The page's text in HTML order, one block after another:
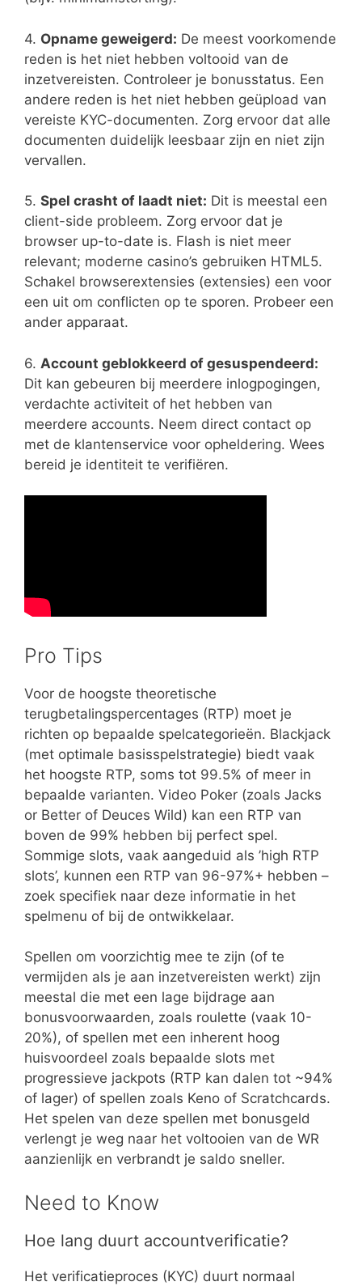
4. Opname geweigerd: De meest voorkomende
reden is het niet hebben voltooid van de
inzetvereisten. Controleer je bonusstatus. Een
andere reden is het niet hebben geüpload van
vereiste KYC-documenten. Zorg ervoor dat alle
documenten duidelijk leesbaar zijn en niet zijn
vervallen.
5. Spel crasht of laadt niet: Dit is meestal een
client-side probleem. Zorg ervoor dat je
browser up-to-date is. Flash is niet meer
relevant; moderne casino’s gebruiken HTML5.
Schakel browserextensies (extensies) een voor
een uit om conflicten op te sporen. Probeer een
ander apparaat.
6. Account geblokkeerd of gesuspendeerd:
Dit kan gebeuren bij meerdere inlogpogingen,
verdachte activiteit of het hebben van
meerdere accounts. Neem direct contact op
met de klantenservice voor opheldering. Wees
bereid je identiteit te verifiëren.
Pro Tips
Voor de hoogste theoretische
terugbetalingspercentages (RTP) moet je
richten op bepaalde spelcategorieën. Blackjack
(met optimale basisspelstrategie) biedt vaak
het hoogste RTP, soms tot 99.5% of meer in
bepaalde varianten. Video Poker (zoals Jacks
or Better of Deuces Wild) kan een RTP van
boven de 99% hebben bij perfect spel.
Sommige slots, vaak aangeduid als ’high RTP
slots’, kunnen een RTP van 96-97%+ hebben –
zoek specifiek naar deze informatie in het
spelmenu of bij de ontwikkelaar.
Spellen om voorzichtig mee te zijn (of te
vermijden als je aan inzetvereisten werkt) zijn
meestal die met een lage bijdrage aan
bonusvoorwaarden, zoals roulette (vaak 10-
20%), of spellen met een inherent hoog
huisvoordeel zoals bepaalde slots met
progressieve jackpots (RTP kan dalen tot ~94%
of lager) of spellen zoals Keno of Scratchcards.
Het spelen van deze spellen met bonusgeld
verlengt je weg naar het voltooien van de WR
aanzienlijk en verbrandt je saldo sneller.
Need to Know
Hoe lang duurt accountverificatie?
Het verificatieproces (KYC) duurt normaal